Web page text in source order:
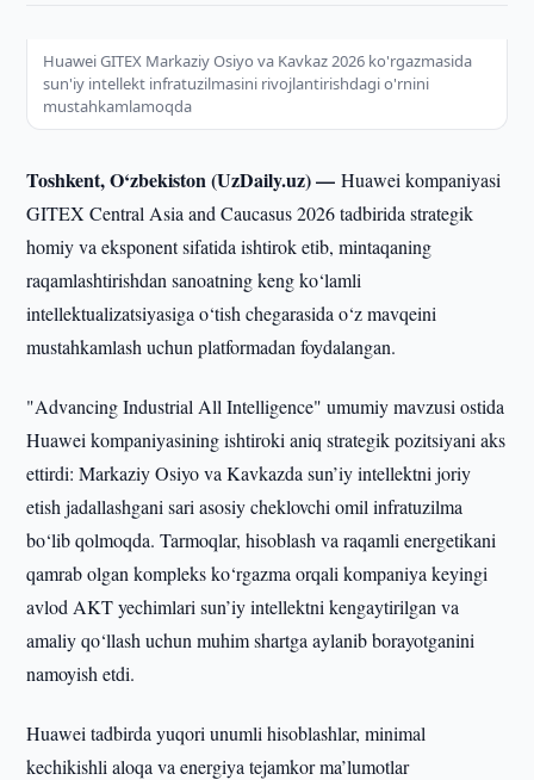
Huawei GITEX Markaziy Osiyo va Kavkaz 2026 ko'rgazmasida
sun'iy intellekt infratuzilmasini rivojlantirishdagi o'rnini
mustahkamlamoqda
Toshkent, O‘zbekiston (UzDaily.uz) —Huawei kompaniyasi
GITEX Central Asia and Caucasus 2026 tadbirida strategik
homiy va eksponent sifatida ishtirok etib, mintaqaning
raqamlashtirishdan sanoatning keng ko‘lamli
intellektualizatsiyasiga o‘tish chegarasida o‘z mavqeini
mustahkamlash uchun platformadan foydalangan.
"Advancing Industrial All Intelligence" umumiy mavzusi ostida
Huawei kompaniyasining ishtiroki aniq strategik pozitsiyani aks
ettirdi: Markaziy Osiyo va Kavkazda sun’iy intellektni joriy
etish jadallashgani sari asosiy cheklovchi omil infratuzilma
bo‘lib qolmoqda. Tarmoqlar, hisoblash va raqamli energetikani
qamrab olgan kompleks ko‘rgazma orqali kompaniya keyingi
avlod AKT yechimlari sun’iy intellektni kengaytirilgan va
amaliy qo‘llash uchun muhim shartga aylanib borayotganini
namoyish etdi.
Huawei tadbirda yuqori unumli hisoblashlar, minimal
kechikishli aloqa va energiya tejamkor ma’lumotlar